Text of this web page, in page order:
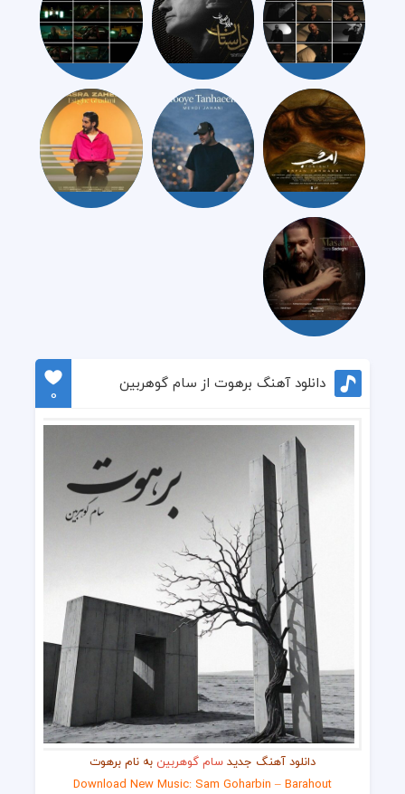
دانلود آهنگ برهوت از سام گوهربین
0
دانلود آهنگ جدیدسام گوهربین به نام برهوت
Download New Music: Sam Goharbin – Barahout